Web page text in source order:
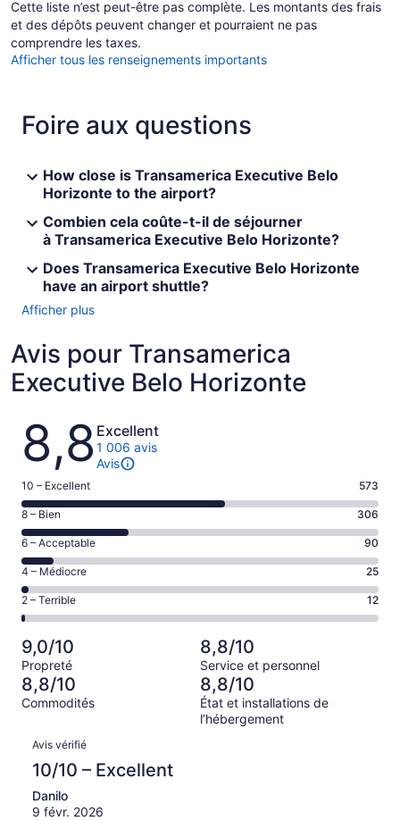
Cette liste n’est peut-être pas complète. Les montants des frais
et des dépôts peuvent changer et pourraient ne pas
comprendre les taxes.
Afficher tous les renseignements importants
Foire aux questions
How close is Transamerica Executive Belo
Horizonte to the airport?
Combien cela coûte-t-il de séjourner
à Transamerica Executive Belo Horizonte?
Does Transamerica Executive Belo Horizonte
have an airport shuttle?
Afficher plus
Avis pour Transamerica
Executive Belo Horizonte
Avis
8,8 Excellent
1 006 avis
Avis
Note
de 10
–
Excellent,
d’après
573 avis
sur 1006.
10 – Excellent 573
Note
de 8
–
Bien,
d’après
306 avis
sur 1006.
8 – Bien 306
Note
de 6
–
Acceptable,
d’après
sur 1006.
6 – Acceptable 90
Note
de 4
–
Médiocre,
d’après
25 avis
sur 1006.
4 – Médiocre 25
Note
de 2
–
Terrible,
d’après
12 avis
sur 1006.
2 – Terrible 12
9,0/10
Propreté
8,8/10
Service et personnel
8,8/10
Commodités
8,8/10
État et installations de
l’hébergement
Avis
Avis vérifié
10/10 – Excellent
Danilo
9 févr. 2026